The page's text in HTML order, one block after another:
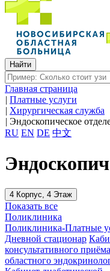
Главная страница
| Платные услуги
| Хирургическая служба
| Эндоскопическое
RU EN DE 中文
4 Корпус, 4 Этаж
Показать все
Поликлиника
Поликлиника-Платные
Дневной стационар
консультативного приёма
областного